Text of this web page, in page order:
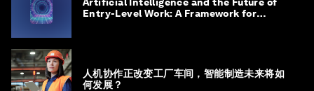
Entry-Level Work: A Framework for
人机协作正改变工厂车间，智能制造未来将如
何发展？